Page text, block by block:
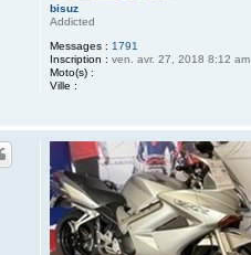
bisuz
Addicted
Messages : 1791
Inscription : ven. avr. 27, 2018 8:12 am
Moto(s) :
Ville :